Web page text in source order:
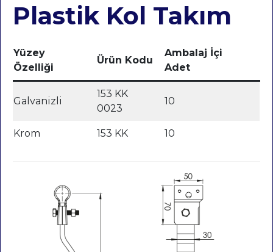
Category
Plastik Kol Takım
Yüzey
Özelliği
Ürün Kodu
Ambalaj İçi
Adet
Galvanizli
153 KK
0023
10
Krom 153 KK 10